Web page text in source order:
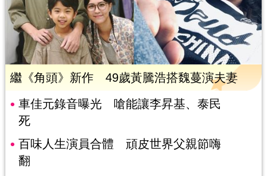
繼《角頭》新作 49歲黃騰浩搭魏蔓演夫妻
車佳元錄音曝光 嗆能讓李昇基、泰民
死
百味人生演員合體 頑皮世界父親節嗨
翻